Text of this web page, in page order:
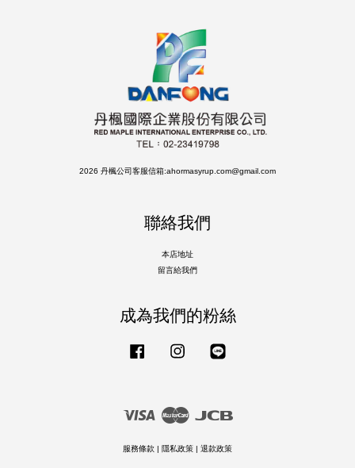
2026 丹楓公司客服信箱:ahormasyrup.com@gmail.com
聯絡我們
本店地址
留言給我們
成為我們的粉絲
Facebook Instagram
Visa Master
服務條款 | 隱私政策 | 退款政策